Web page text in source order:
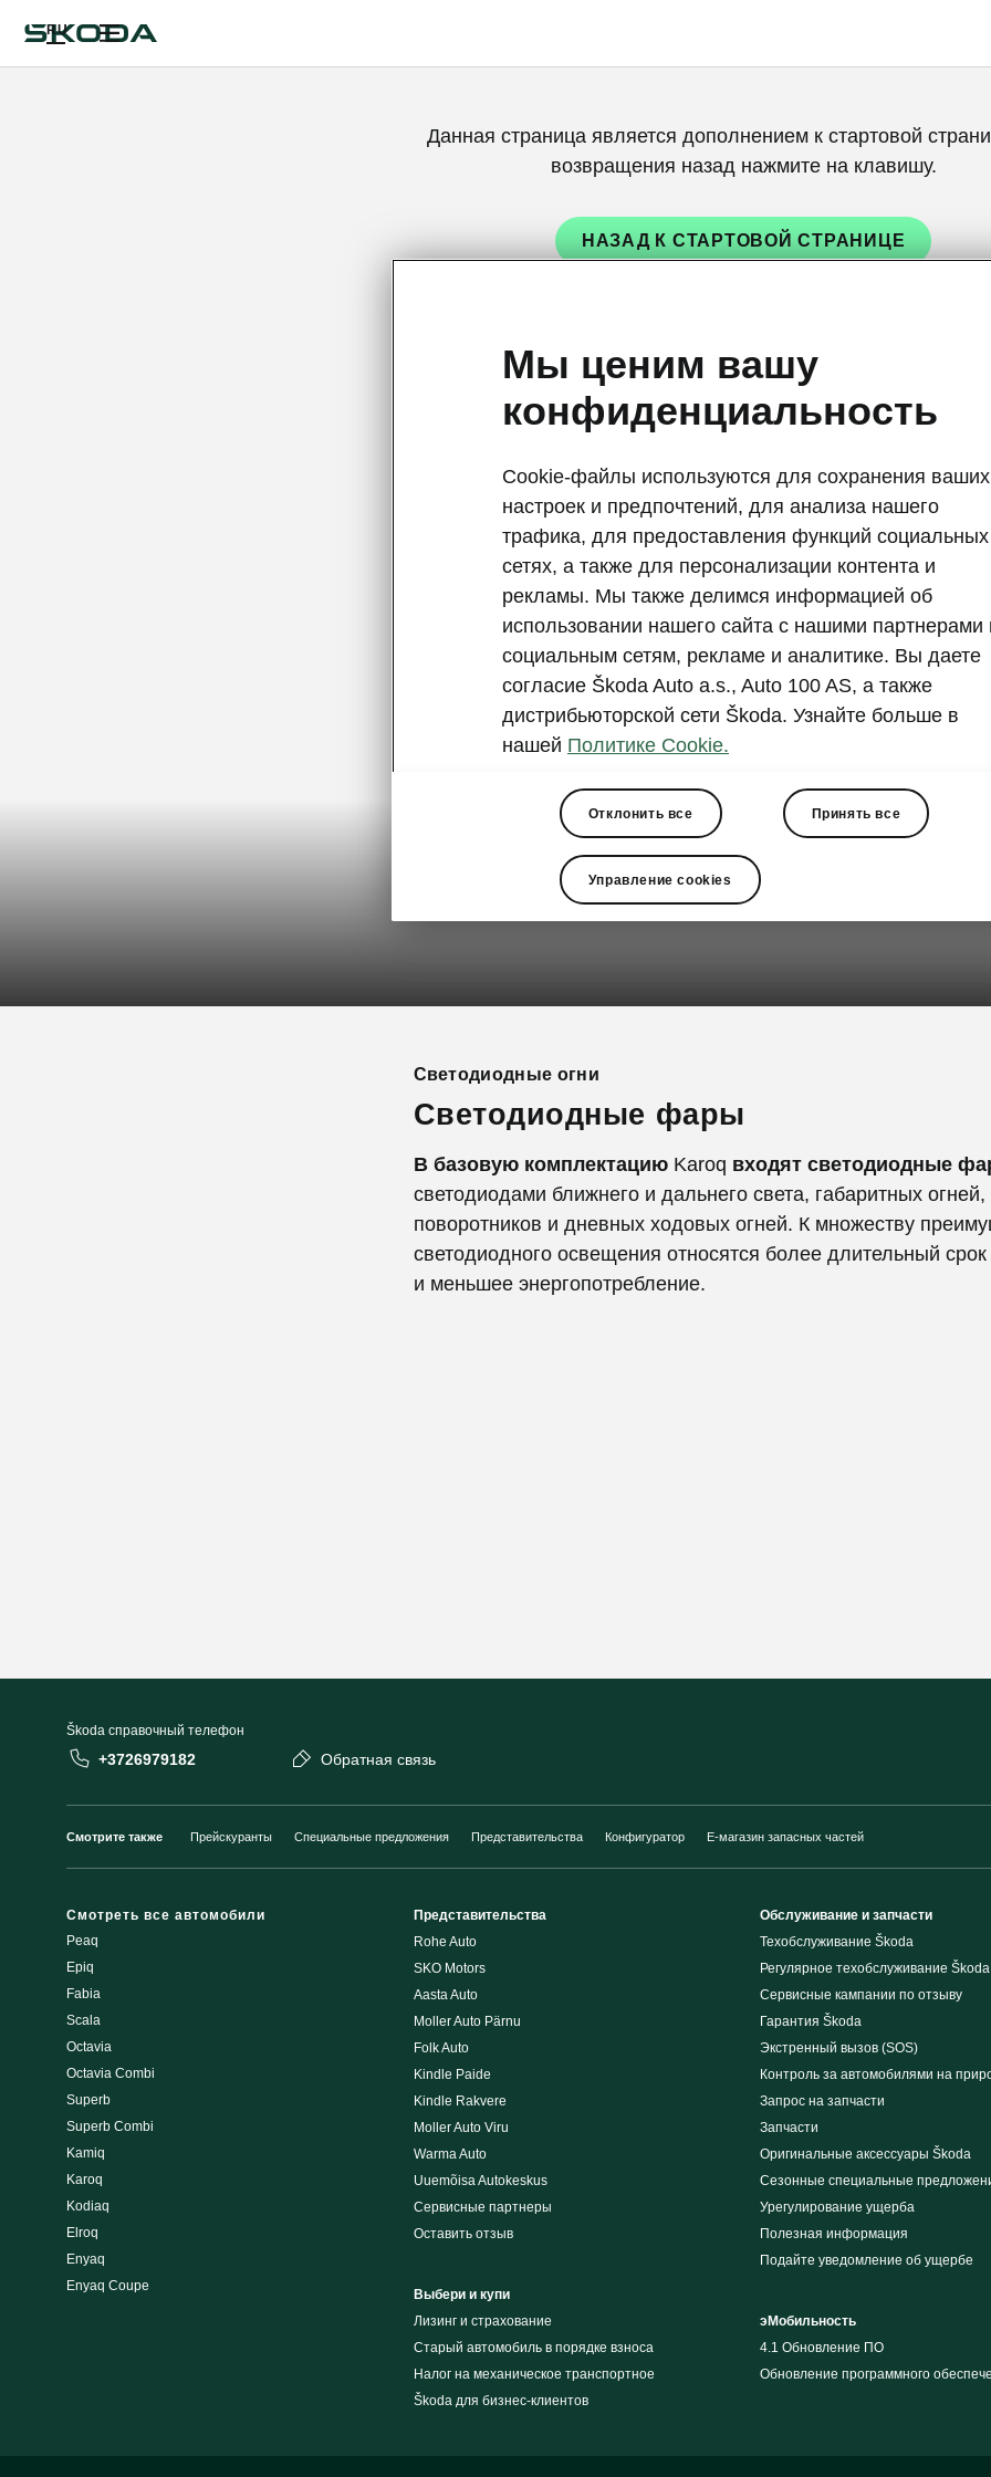
RU
Данная страница является дополнением к стартовой
возвращения назад нажмите на клавишу.
НАЗАД К СТАРТОВОЙ СТРАНИЦЕ
Светодиодные огни
Светодиодные фары
В базовую комплектациюKaroq входят светодиодные
светодиодами ближнего и дальнего света, габаритных огней,
поворотников и дневных ходовых огней. К множеству
светодиодного освещения относятся более длительный
и меньшее энергопотребление.
Škoda cправочный телефон
+3726979182 Обратная связь
Смотрите также Прейскуранты Специальные предложения Представительства Конфигуратор E-магазин запасных частей
Смотреть все автомобили
Peaq
Epiq
Fabia
Scala
Octavia
Octavia Combi
Superb
Superb Combi
Kamiq
Karoq
Kodiaq
Elroq
Enyaq
Enyaq Coupe
Представительства
Rohe Auto
SKO Motors
Aasta Auto
Moller Auto Pärnu
Folk Auto
Kindle Paide
Kindle Rakvere
Moller Auto Viru
Warma Auto
Uuemõisa Autokeskus
Сервисные партнеры
Оставить отзыв
Выбери и купи
Лизинг и cтрахование
Cтарый автомобиль в порядке взноса
Налог на механическое транспортное
Škoda для бизнес-клиентов
Обслуживание и запчасти
Техобслуживание Škoda
Регулярное техобслуживание Škoda
Сервисные кампании по отзыву
Гарантия Škoda
Экстренный вызов (SOS)
Контроль за автомобилями на
Запрос на запчасти
Запчасти
Оригинальные аксессуары Škoda
Сезонные специальные
Урегулирование ущерба
Полезная информация
Подайте уведомление об ущербе
эМобильность
4.1 Обновление ПО
Обновление программного
Мы ценим вашу
конфиденциальность
Cookie-файлы используются для сохранения ваших
настроек и предпочтений, для анализа нашего
трафика, для предоставления функций социальных
сетях, а также для персонализации контента и
рекламы. Мы также делимся информацией об
использовании нашего сайта с нашими партнерами
социальным сетям, рекламе и аналитике. Вы даете
согласие Škoda Auto a.s., Auto 100 AS, а также
дистрибьюторской сети Škoda. Узнайте больше в
нашей Политике Cookie.
Отклонить все Принять все
Управление cookies